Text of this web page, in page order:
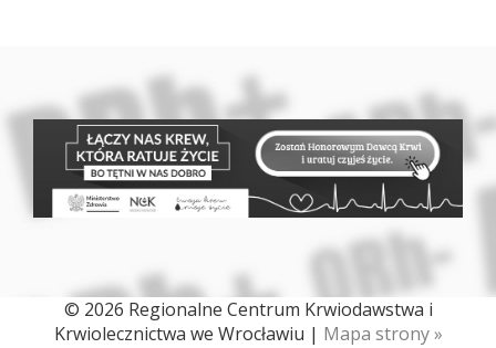
© 2026 Regionalne Centrum Krwiodawstwa i
Krwiolecznictwa we Wrocławiu | Mapa strony »